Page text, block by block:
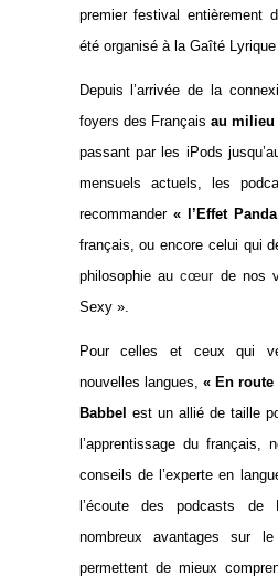
premier festival entièrement
été organisé à la Gaîté Lyrique
Depuis l’arrivée de la
foyers des Français au milieu
passant par les iPods
mensuels actuels, les
recommander « l’Effet
français, ou encore celui qui
philosophie aucœur de nos
Sexy ».
Pour celles et ceux qui
nouvelles langues, « En route
Babbel est un allié de taille
l’apprentissage du français,
conseils de l’experte en
l’écoute des podcasts de
nombreux avantages sur
permettent de mieux